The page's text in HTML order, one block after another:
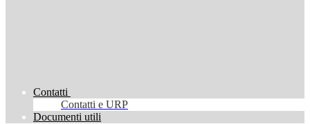
Contatti
Contatti e URP
Documenti utili